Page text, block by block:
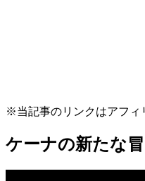
※当記事のリンクはアフィ
ケーナの新たな